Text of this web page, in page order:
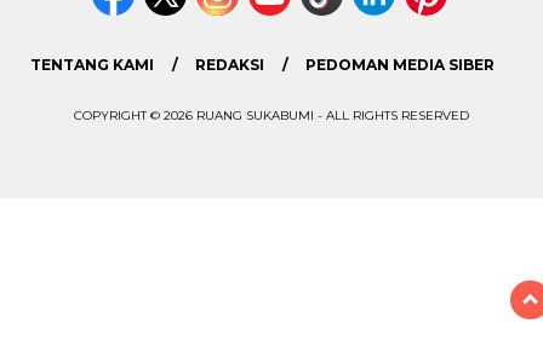
TENTANG KAMI REDAKSI PEDOMAN MEDIA SIBER
COPYRIGHT © 2026 RUANG SUKABUMI - ALL RIGHTS RESERVED